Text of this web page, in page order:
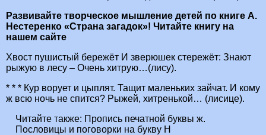
Развивайте творческое мышление детей по книге А.
Нестеренко «Страна загадок»! Читайте книгу на
нашем сайте
Хвост пушистый бережёт И зверюшек стережёт: Знают
рыжую в лесу – Очень хитрую…(лису).
* * * Кур ворует и цыплят. Тащит маленьких зайчат. И кому
ж всю ночь не спится? Рыжей, хитренькой… (лисице).
Читайте также: Пропись печатной буквы ж.
Пословицы и поговорки на букву Н